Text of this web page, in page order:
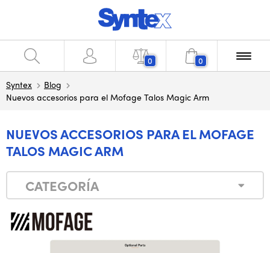
0 0
Syntex
Blog
Nuevos accesorios para el Mofage Talos Magic Arm
NUEVOS ACCESORIOS PARA EL MOFAGE
TALOS MAGIC ARM
CATEGORÍA